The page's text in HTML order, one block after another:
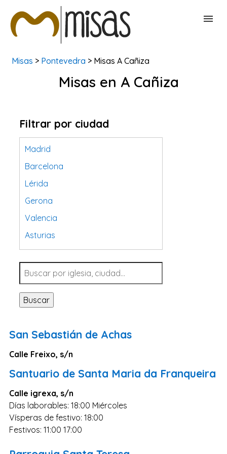
BUSCAR MISAS
Misas > Pontevedra > Misas A Cañiza
Misas en A Cañiza
Filtrar por ciudad
Madrid
Barcelona
Lérida
Gerona
Valencia
Asturias
Tarragona
Navarra
Valladolid
Sevilla
Santa Cruz de Tenerife
Cantabria
Islas Baleares
Las Palmas
Málaga
Alicante
Buscar
San Sebastián de Achas
Calle Freixo, s/n
Santuario de Santa Maria da Franqueira
Calle igrexa, s/n
Días laborables: 18:00 Miércoles
Vísperas de festivo: 18:00
Festivos: 11:00 17:00